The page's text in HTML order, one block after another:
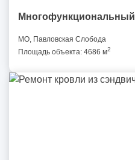
Многофункциональный
МО, Павловская Слобода
Площадь объекта: 4686 м2